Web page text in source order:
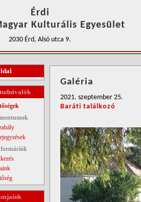
Érdi
Kulturális Egyesület
2030 Érd, Alsó utca 9.
Galéria
2021. szeptember 25.
Baráti találkozó